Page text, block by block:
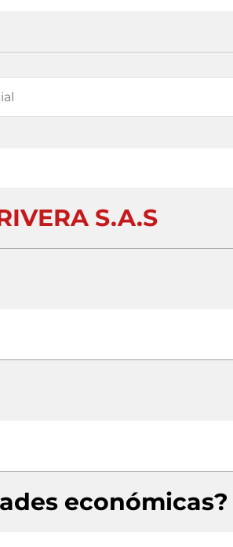
S.A.S
económicas?